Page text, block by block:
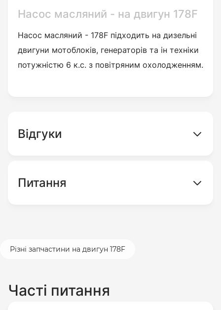
Насос масляний - на двигун 178F
Насос масляний - 178F підходить на дизельні
двигуни мотоблоків, генераторів та ін техніки
потужністю 6 к.с. з повітряним охолодженням.
Відгуки
Питання
Різні запчастини на двигун 178F
Часті питання